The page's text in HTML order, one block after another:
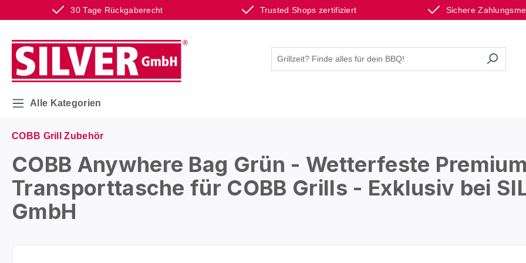
30 Tage Rückgaberecht Trusted Shops zertifiziert Sichere
Hauptinhalt springen
Zur Suche springen
Zur Hauptnavigation springen
Alle Kategorien
COBB Grill Zubehör
COBB Anywhere Bag Grün - Wetterfeste Premium
Transporttasche für COBB Grills - Exklusiv bei
GmbH